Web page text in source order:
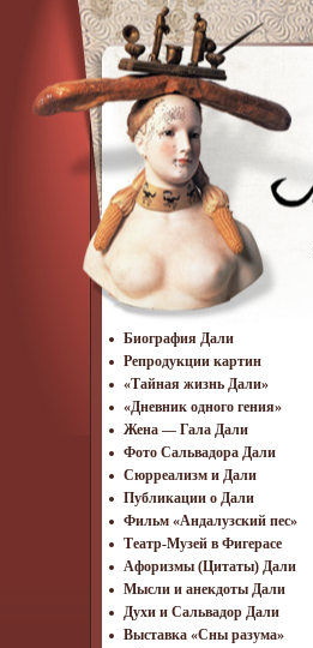
Биография Дали
Репродукции картин
«Тайная жизнь Дали»
«Дневник одного гения»
Жена — Гала Дали
Фото Сальвадора Дали
Cюрреализм и Дали
Публикации о Дали
Фильм «Андалузский пес»
Театр-Музей в Фигерасе
Афоризмы (Цитаты) Дали
Мысли и анекдоты Дали
Духи и Сальвадор Дали
Выставка «Сны разума»